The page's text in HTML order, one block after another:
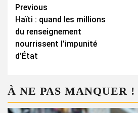
Continue
Reading
Previous
Haïti : quand les millions
du renseignement
nourrissent l’impunité
d’État
À NE PAS MANQUER !